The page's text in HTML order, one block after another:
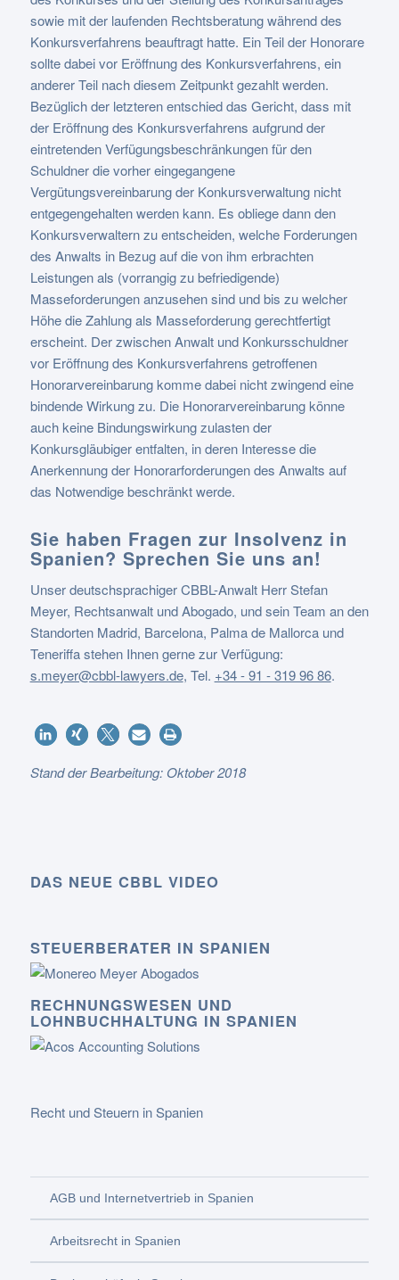
sowie mit der laufenden Rechtsberatung während des
Konkursverfahrens beauftragt hatte. Ein Teil der Honorare
sollte dabei vor Eröffnung des Konkursverfahrens, ein
anderer Teil nach diesem Zeitpunkt gezahlt werden.
Bezüglich der letzteren entschied das Gericht, dass mit
der Eröffnung des Konkursverfahrens aufgrund der
eintretenden Verfügungsbeschränkungen für den
Schuldner die vorher eingegangene
Vergütungsvereinbarung der Konkursverwaltung nicht
entgegengehalten werden kann. Es obliege dann den
Konkursverwaltern zu entscheiden, welche Forderungen
des Anwalts in Bezug auf die von ihm erbrachten
Leistungen als (vorrangig zu befriedigende)
Masseforderungen anzusehen sind und bis zu welcher
Höhe die Zahlung als Masseforderung gerechtfertigt
erscheint. Der zwischen Anwalt und Konkursschuldner
vor Eröffnung des Konkursverfahrens getroffenen
Honorarvereinbarung komme dabei nicht zwingend eine
bindende Wirkung zu. Die Honorarvereinbarung könne
auch keine Bindungswirkung zulasten der
Konkursgläubiger entfalten, in deren Interesse die
Anerkennung der Honorarforderungen des Anwalts auf
das Notwendige beschränkt werde.
Sie haben Fragen zur Insolvenz in
Spanien? Sprechen Sie uns an!
Unser deutschsprachiger CBBL-Anwalt Herr Stefan
Meyer, Rechtsanwalt und Abogado, und sein Team an den
Standorten Madrid, Barcelona, Palma de Mallorca und
Teneriffa stehen Ihnen gerne zur Verfügung:
s.meyer@cbbl-lawyers.de, Tel. +34 - 91 - 319 96 86.
Stand der Bearbeitung: Oktober 2018
DAS NEUE CBBL VIDEO
STEUERBERATER IN SPANIEN
RECHNUNGSWESEN UND
LOHNBUCHHALTUNG IN SPANIEN
Recht und Steuern in Spanien
AGB und Internetvertrieb in Spanien
Arbeitsrecht in Spanien